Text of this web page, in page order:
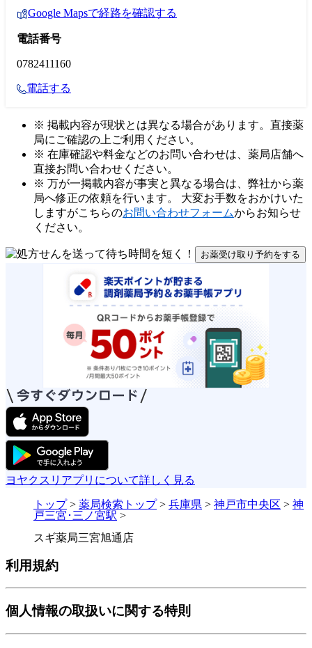
Google Mapsで経路を確認する
電話番号
0782411160
電話する
※ 掲載内容が現状とは異なる場合があります。直接薬
局にご確認の上ご利用ください。
※ 在庫確認や料金などのお問い合わせは、薬局店舗へ
直接お問い合わせください。
※ 万が一掲載内容が事実と異なる場合は、弊社から薬
局へ修正の依頼を行います。 大変お手数をおかけいた
しますがこちらのお問い合わせフォームからお知らせ
ください。
お薬受け取り予約をする
ヨヤクスリアプリについて詳しく見る
トップ> 薬局検索トップ> 兵庫県 > 神戸市中央区 > 神
戸三宮･三ノ宮駅 >
スギ薬局三宮旭通店
利用規約
個人情報の取扱いに関する特則